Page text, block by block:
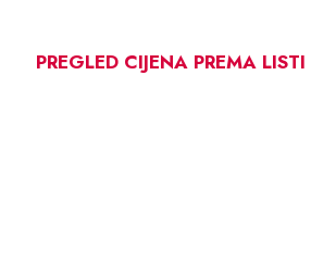
PREGLED CIJENA PREMA